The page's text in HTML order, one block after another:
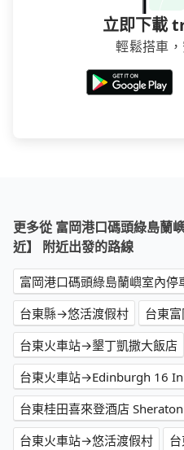
立即下載
輕鬆搭車，
更多從 富岡港口碼頭綠島蘭
近】 附近出發的路線
台東縣→悠活渡假村
台東
台東火車站→墾丁凱撒大飯店
台東火車站→Edinburgh 16
台東火車站→悠活渡假村